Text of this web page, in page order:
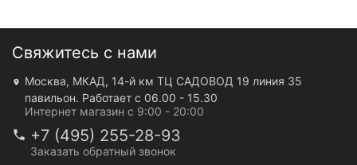
Свяжитесь с нами
Москва, МКАД, 14-й км ТЦ САДОВОД 19 линия 35
павильон. Работает с 06.00 - 15.30
Интернет магазин с 9:00 - 20:00
+7 (495) 255-28-93
Заказать обратный звонок